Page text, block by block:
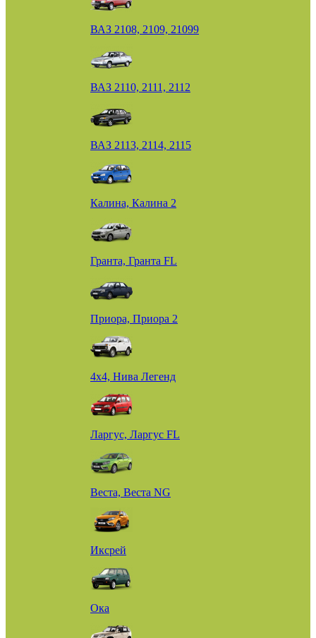
ВАЗ 2108, 2109, 21099
ВАЗ 2110, 2111, 2112
ВАЗ 2113, 2114, 2115
Калина, Калина 2
Гранта, Гранта FL
Приора, Приора 2
4х4, Нива Легенд
Ларгус, Ларгус FL
Веста, Веста NG
Иксрей
Ока